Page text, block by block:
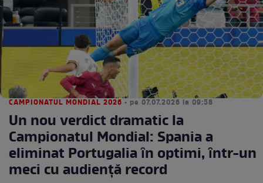
CAMPIONATUL MONDIAL 2026 • pe 07.07.2026 la 09:58
Un nou verdict dramatic la
Campionatul Mondial: Spania a
eliminat Portugalia ȋn optimi, ȋntr-un
meci cu audienţă record